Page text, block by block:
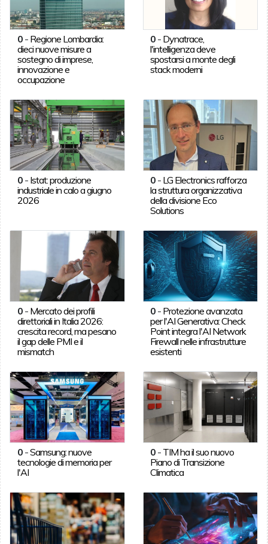
0- Regione Lombardia:
dieci nuove misure a
sostegno di imprese,
innovazione e
occupazione
0 - Dynatrace,
l'intelligenza deve
spostarsi a monte degli
stack moderni
0- Istat: produzione
industriale in calo a giugno
2026
0 - LG Electronics rafforza
la struttura organizzativa
della divisione Eco
Solutions
0- Mercato dei profili
direttoriali in Italia 2026:
crescita record, ma pesano
il gap delle PMI e il
mismatch
0 - Protezione avanzata
per l'AI Generativa: Check
Point integra l'AI Network
Firewall nelle infrastrutture
esistenti
0-Samsung: nuove
tecnologie di memoria per
l'AI
0 - TIM ha il suo nuovo
Piano di Transizione
Climatica